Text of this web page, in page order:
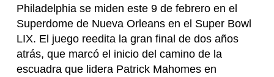
Philadelphia se miden este 9 de febrero en el
Superdome de Nueva Orleans en el Super Bowl
LIX. El juego reedita la gran final de dos años
atrás, que marcó el inicio del camino de la
escuadra que lidera Patrick Mahomes en